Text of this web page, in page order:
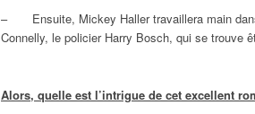
– Ensuite, Mickey Haller travaillera main
Connelly, le policier Harry Bosch, qui se trouve
Alors, quelle est l’intrigue de cet excellent